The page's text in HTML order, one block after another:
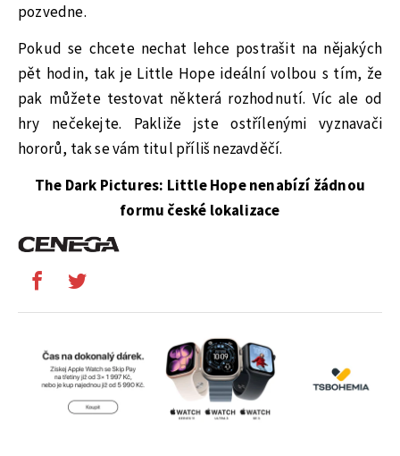
pozvedne.
Pokud se chcete nechat lehce postrašit na nějakých
pět hodin, tak je Little Hope ideální volbou s tím, že
pak můžete testovat některá rozhodnutí. Víc ale od
hry nečekejte. Pakliže jste ostřílenými vyznavači
hororů, tak se vám titul příliš nezavděčí.
The Dark Pictures: Little Hope nenabízí žádnou
formu české lokalizace